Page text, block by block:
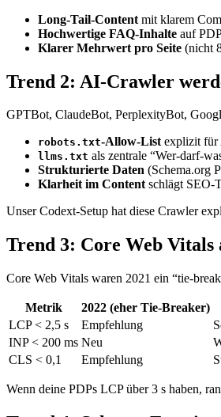
Long-Tail-Content mit klarem
Hochwertige FAQ-Inhalte auf
Klarer Mehrwert pro Seite (nicht
Trend 2: AI-Crawler
GPTBot, ClaudeBot, PerplexityBot,
robots.txt-Allow-Listexplizit für
llms.txt als zentrale “Wer-darf-
Strukturierte Daten (Schema.org
Klarheit im Contentschlägt SEO-
Unser Codext-Setup hat diese Crawler
Trend 3: Core Web
Core Web Vitals waren 2021 ein “tie-
Metrik 2022 (eher Tie-Breaker)
LCP < 2,5 s
Empfehlung
INP < 200 ms Neu
CLS < 0,1
Empfehlung
Wenn deine PDPs LCP über 3 s haben,